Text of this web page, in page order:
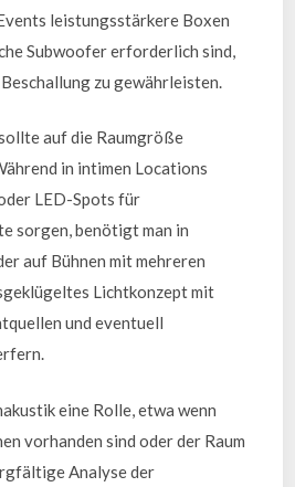
leistungsstärkere Boxen
Subwoofer erforderlich sind,
zu gewährleisten.
auf die Raumgröße
in intimen Locations
LED-Spots für
sorgen, benötigt man in
auf Bühnen mit mehreren
Lichtkonzept mit
und eventuell
eine Rolle, etwa wenn
vorhanden sind oder der Raum
Analyse der